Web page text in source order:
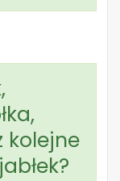
kolejne